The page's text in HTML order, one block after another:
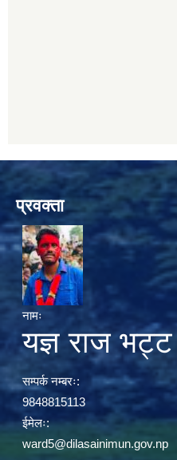
प्रवक्ता
नामः
यज्ञ राज भट्ट
सम्पर्क नम्बरः:
9848815113
ईमेलः:
ward5@dilasainimun.gov.np